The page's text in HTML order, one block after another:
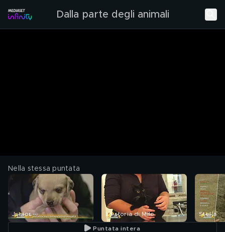
Dalla parte degli animali
Nella stessa puntata
Junior La storia di Milo Stella
Puntata intera